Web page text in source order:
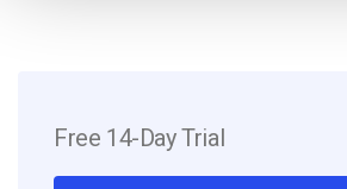
Free 14-Day Trial